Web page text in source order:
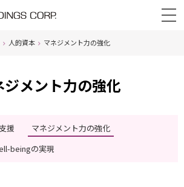
人的資本 マネジメント力の強化
ジメント力の強化
援
マネジメント力の強化
beingの実現